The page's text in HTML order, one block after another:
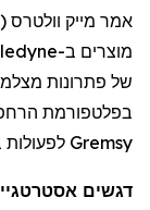
אמר מייק וולטרס (
מוצרים ב-
של פתרונות
בפלטפורמת
Gremsy לפעולות
דגשים